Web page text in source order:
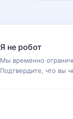
Я не робот
Мы временно
Подтвердите, что вы